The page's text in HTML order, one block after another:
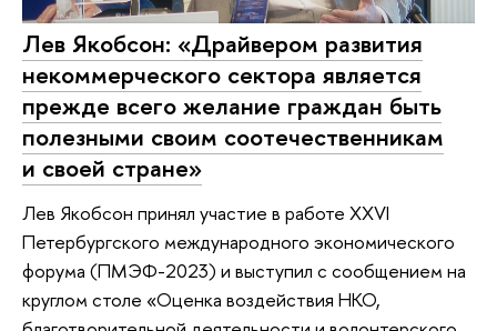
Лев Якобсон: «Драйвером развития
некоммерческого сектора является
прежде всего желание граждан быть
полезными своим соотечественникам
и своей стране»
Лев Якобсон принял участие в работе XXVI
Петербургского международного экономического
форума (ПМЭФ-2023) и выступил с сообщением на
круглом столе «Оценка воздействия НКО,